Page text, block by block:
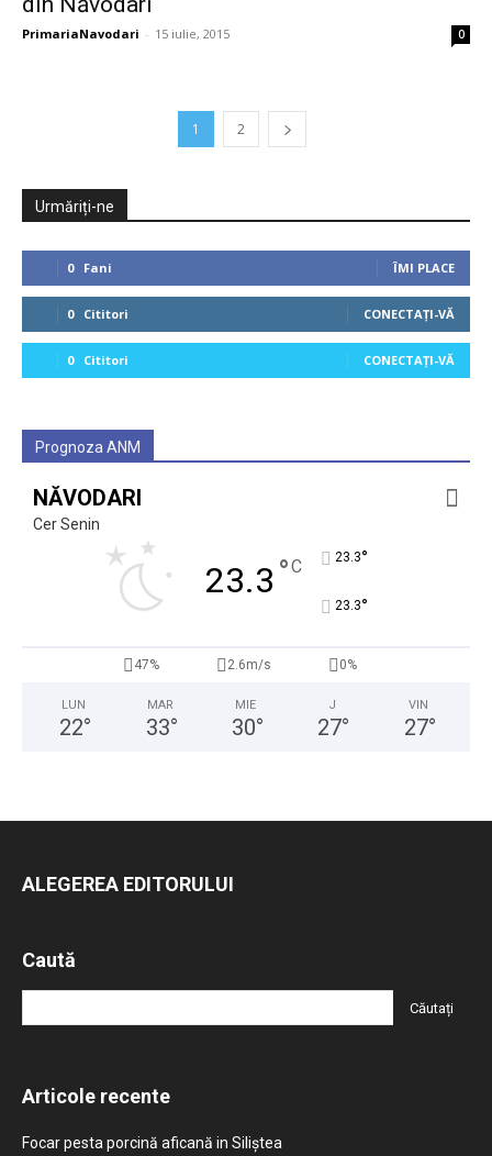
PrimariaNavodari - 15 iulie, 2015 0
1 2
Urmăriți-ne
0 Fani ÎMI PLACE
0 Cititori CONECTAȚI-VĂ
0 Cititori CONECTAȚI-VĂ
Prognoza ANM
NĂVODARI
Cer Senin
23.3 °C 23.3°
23.3°
47% 2.6m/s 0%
LUN
22°
MAR
33°
MIE
30°
J
27°
VIN
27°
ALEGEREA EDITORULUI
Caută
Articole recente
Focar pesta porcină aficană in Siliștea